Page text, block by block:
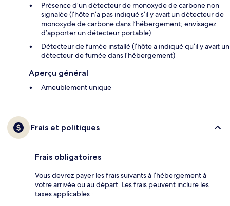
Présence d’un détecteur de monoxyde de carbone non
signalée (l’hôte n’a pas indiqué s’il y avait un détecteur de
monoxyde de carbone dans l’hébergement; envisagez
d’apporter un détecteur portable)
Détecteur de fumée installé (l’hôte a indiqué qu’il y avait un
détecteur de fumée dans l’hébergement)
Aperçu général
Ameublement unique
Frais et politiques
Frais obligatoires
Vous devrez payer les frais suivants à l’hébergement à
votre arrivée ou au départ. Les frais peuvent inclure les
taxes applicables :